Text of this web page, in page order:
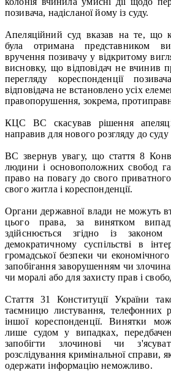
позивача, надісланої йому із суду.
Апеляційний суд вказав на те, що
була отримана представником
вручення позивачу у відкритому
висновку, що відповідач не вчинив
перегляду кореспонденції
відповідача не встановлено усіх
правопорушення, зокрема,
КЦС ВС скасував рішення
направив для нового розгляду до суду
ВС звернув увагу, що стаття 8
людини і основоположних свобод
право на повагу до свого
свого житла і кореспонденції.
Органи державної влади не можуть
цього права, за винятком
здійснюється згідно із
демократичному суспільстві в
громадської безпеки чи
запобігання заворушенням чи
чи моралі або для захисту прав і
Стаття 31 Конституції України
таємницю листування, телефонних
іншої кореспонденції. Винятки
лише судом у випадках,
запобігти злочинові чи
розслідування кримінальної справи,
одержати інформацію неможливо.